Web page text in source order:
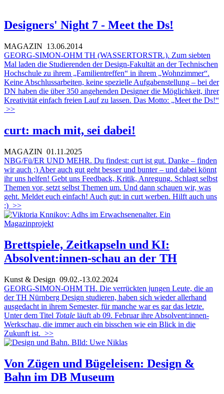
Designers' Night 7 - Meet the Ds!
MAGAZIN 13.06.2014
GEORG-SIMON-OHM TH (WASSERTORSTR.). Zum siebten
Mal laden die Studierenden der Design-Fakultät an der Technischen
Hochschule zu ihrem „Familientreffen“ in ihrem „Wohnzimmer“.
Keine Abschlussarbeiten, keine spezielle Aufgabenstellung – bei der
DN haben die über 350 angehenden Designer die Möglichkeit, ihrer
Kreativität einfach freien Lauf zu lassen. Das Motto: „Meet the Ds!“
>>
curt: mach mit, sei dabei!
MAGAZIN 01.11.2025
NBG/Fü/ER UND MEHR. Du findest: curt ist gut. Danke – finden
wir auch ;) Aber auch gut geht besser und bunter – und dabei könnt
ihr uns helfen! Gebt uns Feedback, Kritik, Anregung. Schlagt selbst
Themen vor, setzt selbst Themen um. Und dann schauen wir, was
geht. Meldet euch einfach! Auch gut: in curt werben. Hilft auch uns
;) >>
Brettspiele, Zeitkapseln und KI:
Absolvent:innen-schau an der TH
Kunst & Design 09.02.-13.02.2024
GEORG-SIMON-OHM TH. Die verrückten jungen Leute, die an
der TH Nürnberg Design studieren, haben sich wieder allerhand
ausgedacht in ihrem Semester, für manche war es gar das letzte.
Unter dem Titel Totale läuft ab 09. Februar ihre Absolvent:innen-
Werkschau, die immer auch ein bisschen wie ein Blick in die
Zukunft ist. >>
Von Zügen und Bügeleisen: Design &
Bahn im DB Museum